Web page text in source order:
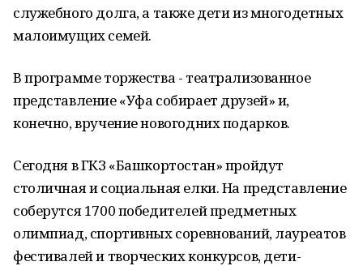
служебного долга, а также дети из многодетных
малоимущих семей.
В программе торжества - театрализованное
представление «Уфа собирает друзей» и,
конечно, вручение новогодних подарков.
Сегодня в ГКЗ «Башкортостан» пройдут
столичная и социальная елки. На представление
соберутся 1700 победителей предметных
олимпиад, спортивных соревнований, лауреатов
фестивалей и творческих конкурсов, дети-